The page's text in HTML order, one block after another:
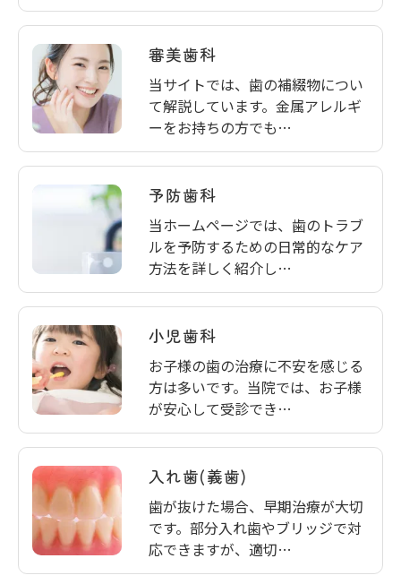
審美歯科
当サイトでは、歯の補綴物につい
て解説しています。金属アレルギ
ーをお持ちの方でも…
予防歯科
当ホームページでは、歯のトラブ
ルを予防するための日常的なケア
方法を詳しく紹介し…
小児歯科
お子様の歯の治療に不安を感じる
方は多いです。当院では、お子様
が安心して受診でき…
入れ歯(義歯)
歯が抜けた場合、早期治療が大切
です。部分入れ歯やブリッジで対
応できますが、適切…